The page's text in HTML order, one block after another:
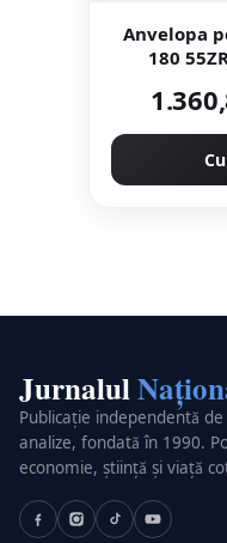
Anvelopa
180
Jurnalul
Publicație independentă
analize, fondată în 1990.
economie, știință și viață